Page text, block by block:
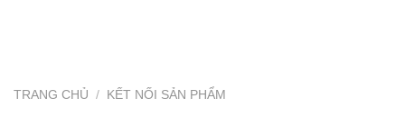
TRANG CHỦ / KẾT NỐI SẢN PHẨM